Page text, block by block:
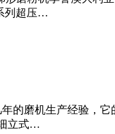
列超压…
的磨机生产经验，
立式…